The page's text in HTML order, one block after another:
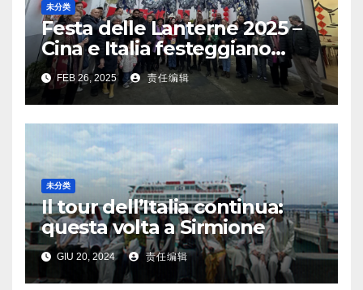
未分类
Festa delle Lanterne 2025 –
Cina e Italia festeggiano
insieme, aggiungendo nuovo
colore agli scambi culturali
FEB 26, 2025 责任编辑
未分类
Il tour dell’Italia continua:
questa volta a Sirmione
GIU 20, 2024 责任编辑